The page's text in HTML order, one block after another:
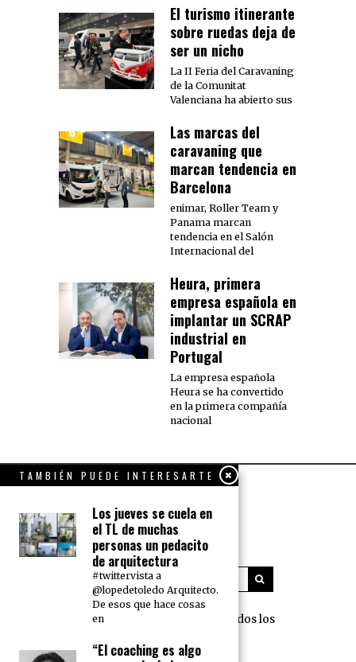
El turismo itinerante
sobre ruedas deja de
ser un nicho
La II Feria del Caravaning
de la Comunitat
Valenciana ha abierto sus
Las marcas del
caravaning que
marcan tendencia en
Barcelona
enimar, Roller Team y
Panama marcan
tendencia en el Salón
Internacional del
Heura, primera
empresa española en
implantar un SCRAP
industrial en
Portugal
La empresa española
Heura se ha convertido
en la primera compañía
nacional
360 Grados Press © 2018 Todos los
TAMBIÉN PUEDE INTERESARTE
Los jueves se cuela en
el TL de muchas
personas un pedacito
de arquitectura
#twittervista a
@lopedetoledo Arquitecto.
De esos que hace cosas
en
“El coaching es algo